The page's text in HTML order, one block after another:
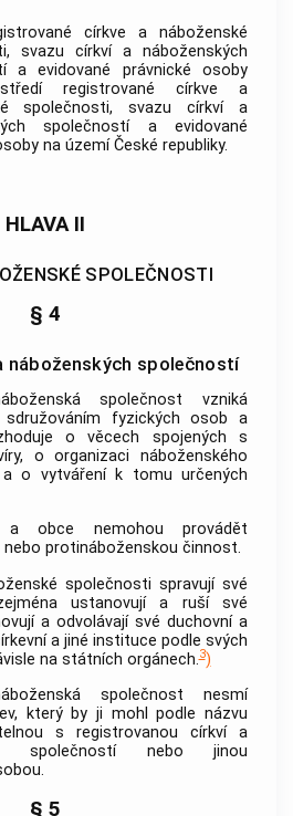
církve a náboženské
, svazu církví a náboženských
aevidované právnické osoby
registrované církve a
společnosti, svazucírkví a
společnostíaevidované
na území České republiky.
HLAVA II
SPOLEČNOSTI
§ 4
náboženských společností
společnost vzniká
sdružováním fyzických osob a
o věcech spojených s
o organizaci náboženského
a o vytváření k tomu určených
a obce nemohou provádět
protináboženskou činnost.
společnosti spravují své
ustanovují a ruší své
a odvolávají své duchovní a
a jiné instituce podle svých
na státních orgánech.3)
společnost nesmí
který by ji mohl podle názvu
s registrovanoucírkví a
společnostínebo jinou
§ 5